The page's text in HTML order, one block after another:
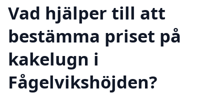
Vad hjälper till att
bestämma priset på
kakelugn i
Fågelvikshöjden?